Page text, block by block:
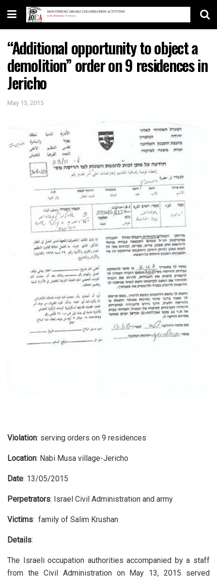
“Additional opportunity to object a
demolition” order on 9 residences in
Jericho
May 13, 2015
Violation: serving orders on 9 residences
Location: Nabi Musa village-Jericho
Date: 13/05/2015
Perpetrators: Israel Civil Administration and army
Victims: family of Salim Krushan
Details:
The Israeli occupation authorities accompanied by a staff
from the Civil Administration on May 13, 2015 served